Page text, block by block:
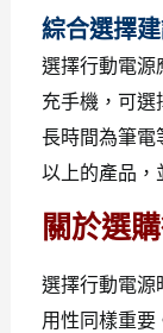
綜合選擇
選擇行動電源
充手機，可
長時間為筆
以上的產品，
關於選
選擇行動電源
用性同樣重要